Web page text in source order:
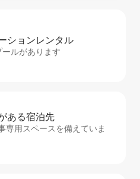
シ⁠ョ⁠ンレ⁠ン⁠タ⁠ル
ルがあります
あ⁠る宿⁠泊⁠先
専用スペースを備えていま